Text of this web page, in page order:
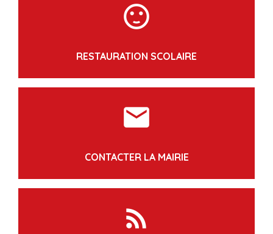
sentiment_satisfied
RESTAURATION SCOLAIRE
markunread
CONTACTER LA MAIRIE
rss_feed